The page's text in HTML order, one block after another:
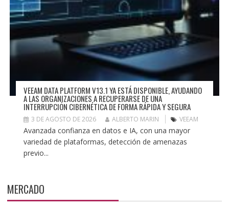
VEEAM DATA PLATFORM V13.1 YA ESTÁ DISPONIBLE, AYUDANDO
A LAS ORGANIZACIONES A RECUPERARSE DE UNA
INTERRUPCIÓN CIBERNÉTICA DE FORMA RÁPIDA Y SEGURA
3 DE AGOSTO DE 2026 ALBERTO MARIN VEEAM
Avanzada confianza en datos e IA, con una mayor
variedad de plataformas, detección de amenazas
previo...
MERCADO